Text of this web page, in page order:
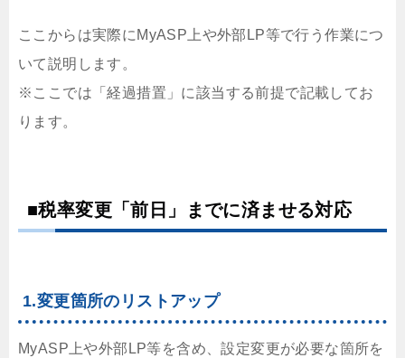
ここからは実際にMyASP上や外部LP等で行う作業につ
いて説明します。
※ここでは「経過措置」に該当する前提で記載してお
ります。
■税率変更「前日」までに済ませる対応
1.変更箇所のリストアップ
MyASP上や外部LP等を含め、設定変更が必要な箇所を